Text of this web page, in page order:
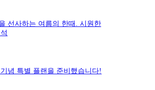
선사하는 여름의 한때. 시원한
념 특별 플랜을 준비했습니다!